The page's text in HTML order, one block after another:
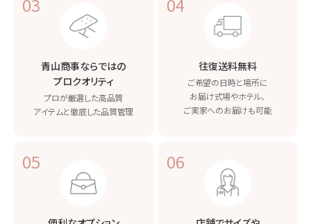
青山商事ならではの
プロクオリティ
プロが厳選した高品質
アイテムと徹底した品質管理
往復送料無料
ご希望の日時と場所に
お届け式場やホテル、
ご実家へのお届けも可能
05 06